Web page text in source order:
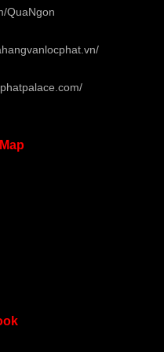
QuaNgon